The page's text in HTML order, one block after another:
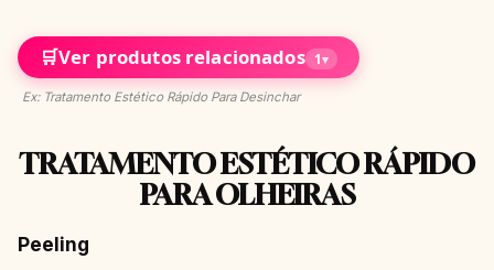
🛒Ver produtos relacionados 1▾
Ex: Tratamento Estético Rápido Para Desinchar
TRATAMENTO ESTÉTICO RÁPIDO
PARA OLHEIRAS
Peeling